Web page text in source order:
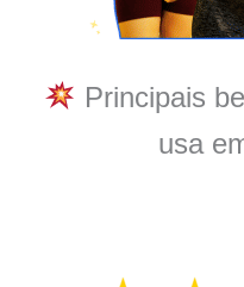
Principais
usa